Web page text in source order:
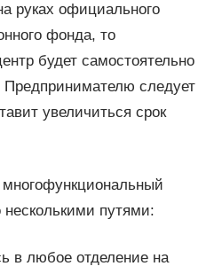
руках официального
фонда, то
будет самостоятельно
Предпринимателю следует
увеличиться срок
путями:
в любое отделение на